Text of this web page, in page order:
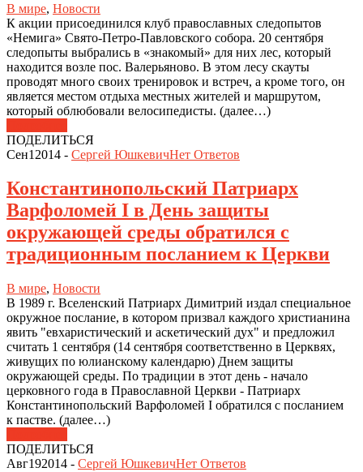
В мире, Новости
К акции присоединился клуб православных следопытов
«Немига» Свято-Петро-Павловского собора. 20 сентября
следопыты выбрались в «знакомый» для них лес, который
находится возле пос. Валерьяново. В этом лесу скауты
проводят много своих тренировок и встреч, а кроме того, он
является местом отдыха местных жителей и маршрутом,
который облюбовали велосипедисты. (далее…)
ПОДЕЛИТЬСЯ
Сен1 2014 - Сергей ЮшкевичНет Ответов
Константинопольский Патриарх
Варфоломей I в День защиты
окружающей среды обратился с
традиционным посланием к Церкви
В мире, Новости
В 1989 г. Вселенский Патриарх Димитрий издал специальное
окружное послание, в котором призвал каждого христианина
явить "евхаристический и аскетический дух" и предложил
считать 1 сентября (14 сентября соответственно в Церквях,
живущих по юлианскому календарю) Днем защиты
окружающей среды. По традиции в этот день - начало
церковного года в Православной Церкви - Патриарх
Константинопольский Варфоломей I обратился с посланием
к пастве. (далее…)
ПОДЕЛИТЬСЯ
Авг192014 - Сергей ЮшкевичНет Ответов